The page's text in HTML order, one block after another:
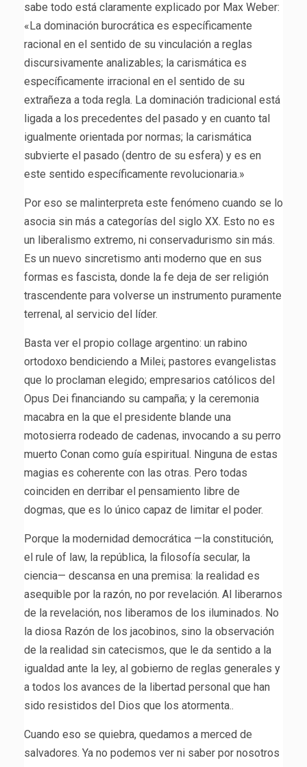
sabe todo está claramente explicado por Max Weber:
«La dominación burocrática es específicamente
racional en el sentido de su vinculación a reglas
discursivamente analizables; la carismática es
específicamente irracional en el sentido de su
extrañeza a toda regla. La dominación tradicional está
ligada a los precedentes del pasado y en cuanto tal
igualmente orientada por normas; la carismática
subvierte el pasado (dentro de su esfera) y es en
este sentido específicamente revolucionaria.»
Por eso se malinterpreta este fenómeno cuando se lo
asocia sin más a categorías del siglo XX. Esto no es
un liberalismo extremo, ni conservadurismo sin más.
Es un nuevo sincretismo anti moderno que en sus
formas es fascista, donde la fe deja de ser religión
trascendente para volverse un instrumento puramente
terrenal, al servicio del líder.
Basta ver el propio collage argentino: un rabino
ortodoxo bendiciendo a Milei; pastores evangelistas
que lo proclaman elegido; empresarios católicos del
Opus Dei financiando su campaña; y la ceremonia
macabra en la que el presidente blande una
motosierra rodeado de cadenas, invocando a su perro
muerto Conan como guía espiritual. Ninguna de estas
magias es coherente con las otras. Pero todas
coinciden en derribar el pensamiento libre de
dogmas, que es lo único capaz de limitar el poder.
Porque la modernidad democrática —la constitución,
el rule of law, la república, la filosofía secular, la
ciencia— descansa en una premisa: la realidad es
asequible por la razón, no por revelación. Al liberarnos
de la revelación, nos liberamos de los iluminados. No
la diosa Razón de los jacobinos, sino la observación
de la realidad sin catecismos, que le da sentido a la
igualdad ante la ley, al gobierno de reglas generales y
a todos los avances de la libertad personal que han
sido resistidos del Dios que los atormenta..
Cuando eso se quiebra, quedamos a merced de
salvadores. Ya no podemos ver ni saber por nosotros